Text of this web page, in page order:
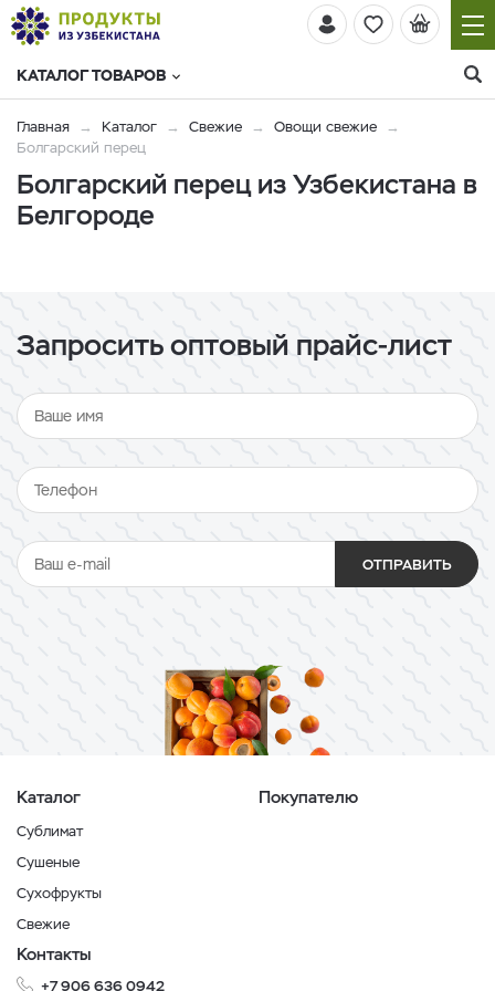
КАТАЛОГ ТОВАРОВ
Главная Каталог Свежие
Овощи свежие
Болгарский перец
Болгарский перец из Узбекистана в
Белгороде
Запросить оптовый прайс-лист
ОТПРАВИТЬ
Каталог
Сублимат
Сушеные
Сухофрукты
Свежие
Покупателю
Контакты
+7 906 636 0942